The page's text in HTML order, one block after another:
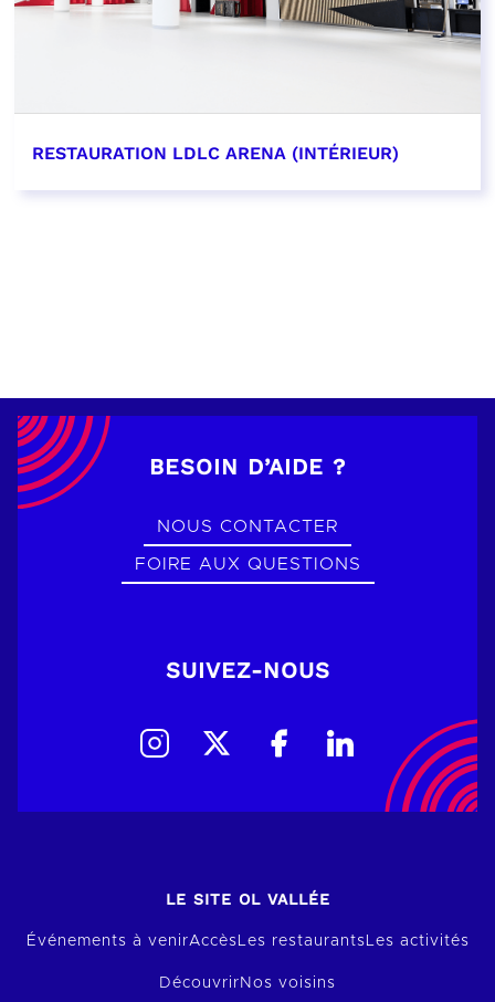
RESTAURATION LDLC ARENA (INTÉRIEUR)
BESOIN D’AIDE ?
NOUS CONTACTER
FOIRE AUX QUESTIONS
SUIVEZ-NOUS
LE SITE OL VALLÉE
Événements à venirAccèsLes restaurantsLes activités
Découvrir Nos voisins